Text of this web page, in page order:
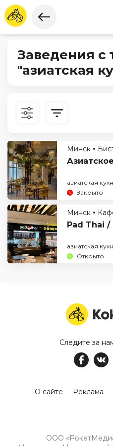
Заведения с
"азиатская
По рейтингуМинск
азиатская
Закрыто
Минск
Pad Thai
азиатская
Открыто
Следите за
О сайте Реклама
ООО